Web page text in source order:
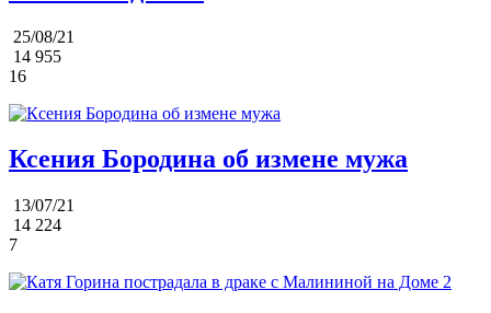
25/08/21
14 955
16
Ксения Бородина об измене мужа
13/07/21
14 224
7